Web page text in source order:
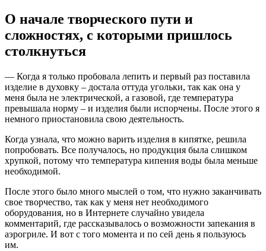
О начале творческого пути и
сложностях, с которыми пришлось
столкнуться
— Когда я только пробовала лепить и первый раз поставила
изделие в духовку – достала оттуда угольки, так как она у
меня была не электрической, а газовой, где температура
превышала норму – и изделия были испорчены. После этого я
немного приостановила свою деятельность.
Когда узнала, что можно варить изделия в кипятке, решила
попробовать. Все получалось, но продукция была слишком
хрупкой, потому что температура кипения воды была меньше
необходимой.
После этого было много мыслей о том, что нужно заканчивать
свое творчество, так как у меня нет необходимого
оборудования, но в Интернете случайно увидела
комментарий, где рассказывалось о возможности запекания в
аэрогриле. И вот с того момента и по сей день я пользуюсь
им.